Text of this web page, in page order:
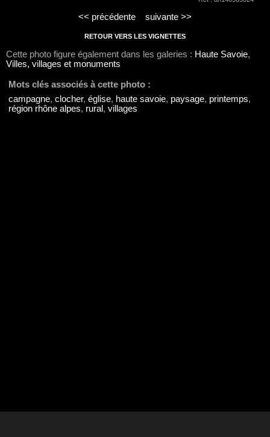
<< précédente suivante >>
RETOUR VERS LES VIGNETTES
Cette photo figure également dans les galeries : Haute Savoie,
Villes, villages et monuments
Mots clés associés à cette photo :
campagne, clocher, église, haute savoie, paysage, printemps,
région rhône alpes, rural, villages